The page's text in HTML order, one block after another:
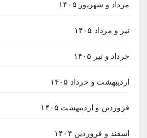
مرداد و شهریور ۱۴۰۵
تیر و مرداد ۱۴۰۵
خرداد و تیر ۱۴۰۵
اردیبهشت و خرداد ۱۴۰۵
فروردین و اردیبهشت ۱۴۰۵
اسفند و فروردین ۱۴۰۴